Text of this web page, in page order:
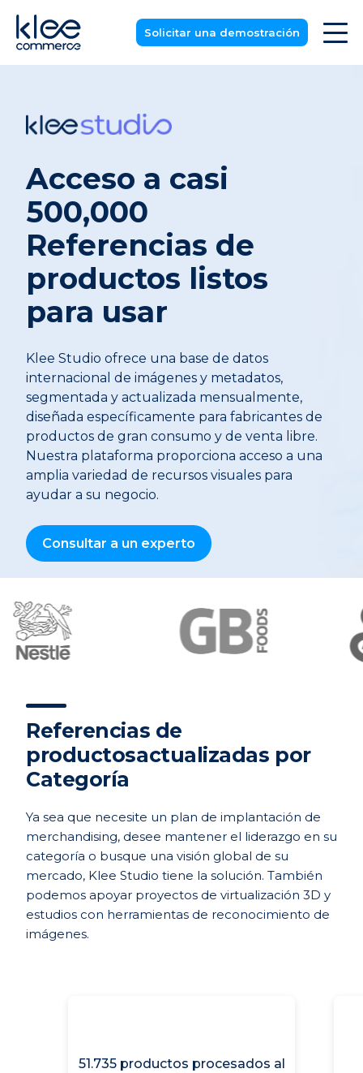
Solicitar una demostración
Acceso a casi
500,000
Referencias de
productos listos
para usar
Klee Studio ofrece una base de datos
internacional de imágenes y metadatos,
segmentada y actualizada mensualmente,
diseñada específicamente para fabricantes de
productos de gran consumo y de venta libre.
Nuestra plataforma proporciona acceso a una
amplia variedad de recursos visuales para
ayudar a su negocio.
Consultar a un experto
Referencias de
productosactualizadas por
Categoría
Ya sea que necesite un plan de implantación de
merchandising, desee mantener el liderazgo en su
categoría o busque una visión global de su
mercado, Klee Studio tiene la solución. También
podemos apoyar proyectos de virtualización 3D y
estudios con herramientas de reconocimiento de
imágenes.
51.735 productos procesados al